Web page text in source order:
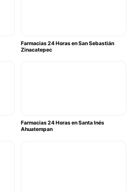
Farmacias 24 Horas en San Sebastián
Zinacatepec
Farmacias 24 Horas en Santa Inés
Ahuatempan